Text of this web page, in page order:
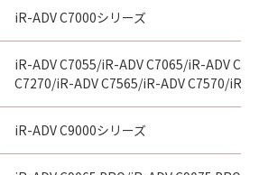
iR-ADV C7000シリーズ
iR-ADV C7055/iR-ADV C7065/iR-ADV
C7270/iR-ADV C7565/iR-ADV C7570/iR-
iR-ADV C9000シリーズ